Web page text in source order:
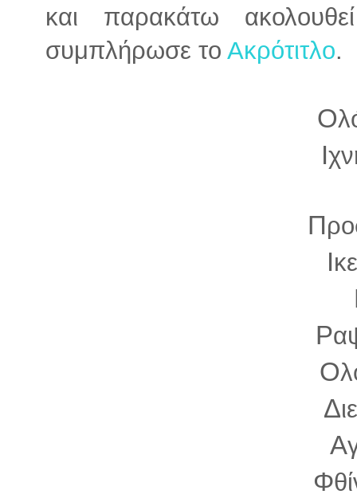
και παρακάτω
συμπλήρωσε το Ακρότιτλο.
Ο
Ι
Π
Ι
Ρ
Ο
Δ
Α
Φ